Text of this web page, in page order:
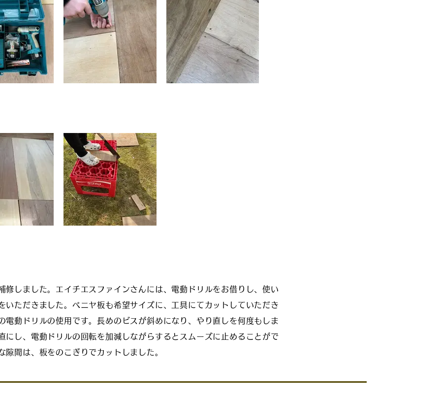
修しました。エイチエスファインさんには、電動ドリルをお借りし、使い
いただきました。 ベニヤ板も希望サイズに、工具にてカットしていただき
電動ドリルの使用です。長めのビスが斜めになり、やり直しを何度もしま
にし、電動ドリルの回転を加減しながらするとスムーズに止めることがで
隙間は、板をのこぎりでカットしました。